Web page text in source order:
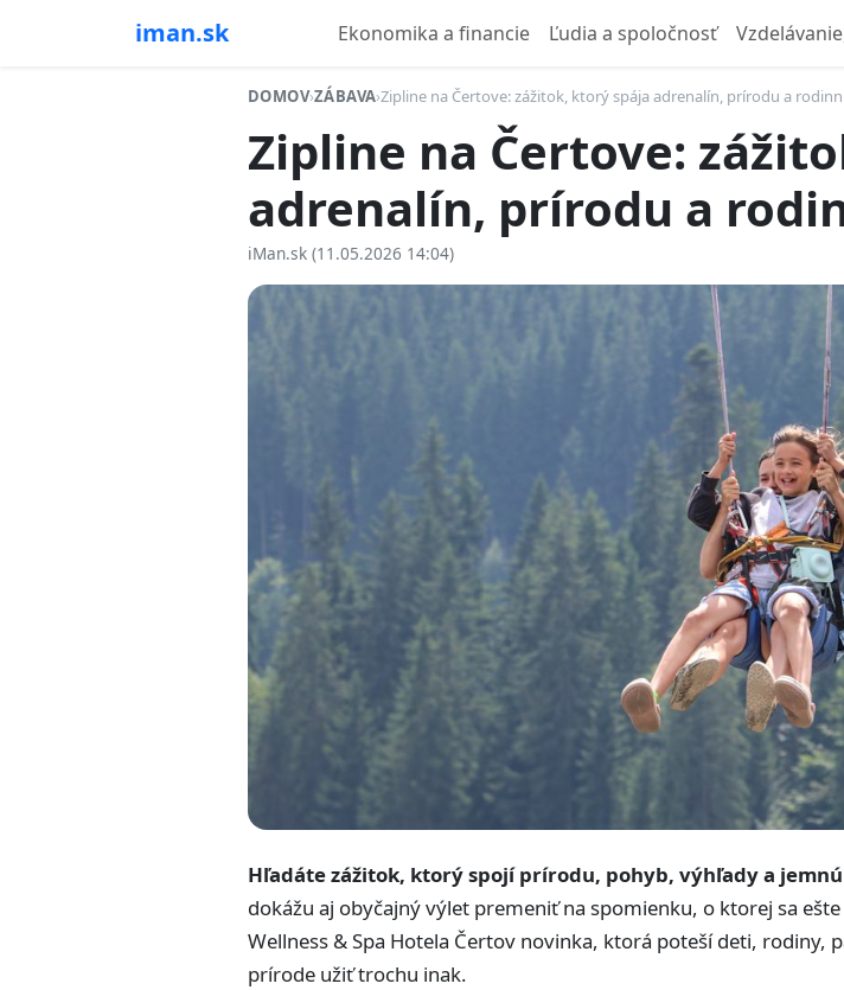
iman.sk Ekonomika a financie Ľudia a spoločnosť
DOMOV›ZÁBAVA›Zipline na Čertove: zážitok, ktorý spája adrenalín, prírodu a
Zipline na Čertove:
adrenalín, prírodu a
iMan.sk (11.05.2026 14:04)
Hľadáte zážitok, ktorý spojí prírodu, pohyb, výhľady a
dokážu aj obyčajný výlet premeniť na spomienku, o ktorej sa
Wellness & Spa Hotela Čertov novinka, ktorá poteší deti,
prírode užiť trochu inak.